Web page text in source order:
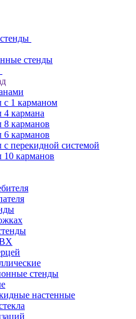
стенды
с 1 карманом
кармана
8 карманов
6 карманов
перекидной системой
10 карманов
стенды
настенные